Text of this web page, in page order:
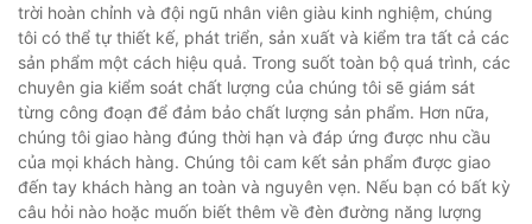
trời hoàn chỉnh và đội ngũ nhân viên giàu kinh nghiệm, chúng
tôi có thể tự thiết kế, phát triển, sản xuất và kiểm tra tất cả các
sản phẩm một cách hiệu quả. Trong suốt toàn bộ quá trình, các
chuyên gia kiểm soát chất lượng của chúng tôi sẽ giám sát
từng công đoạn để đảm bảo chất lượng sản phẩm. Hơn nữa,
chúng tôi giao hàng đúng thời hạn và đáp ứng được nhu cầu
của mọi khách hàng. Chúng tôi cam kết sản phẩm được giao
đến tay khách hàng an toàn và nguyên vẹn. Nếu bạn có bất kỳ
câu hỏi nào hoặc muốn biết thêm về đèn đường năng lượng